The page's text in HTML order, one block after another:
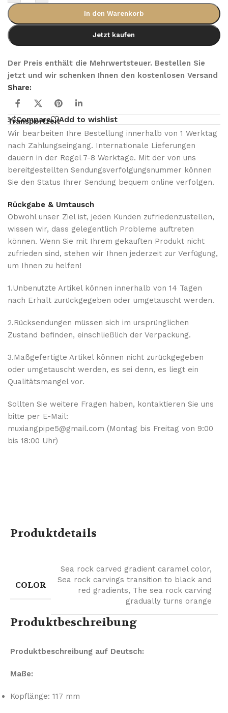
In den Warenkorb
Jetzt kaufen
Der Preis enthält die Mehrwertsteuer. Bestellen Sie
jetzt und wir schenken Ihnen den kostenlosen Versand
Share:
Compare Add to wishlist
Transportzeit
Wir bearbeiten Ihre Bestellung innerhalb von 1 Werktag
nach Zahlungseingang. Internationale Lieferungen
dauern in der Regel 7-8 Werktage. Mit der von uns
bereitgestellten Sendungsverfolgungsnummer können
Sie den Status Ihrer Sendung bequem online verfolgen.
Rückgabe & Umtausch
Obwohl unser Ziel ist, jeden Kunden zufriedenzustellen,
wissen wir, dass gelegentlich Probleme auftreten
können. Wenn Sie mit Ihrem gekauften Produkt nicht
zufrieden sind, stehen wir Ihnen jederzeit zur Verfügung,
um Ihnen zu helfen!
1.Unbenutzte Artikel können innerhalb von 14 Tagen
nach Erhalt zurückgegeben oder umgetauscht werden.
2.Rücksendungen müssen sich im ursprünglichen
Zustand befinden, einschließlich der Verpackung.
3.Maßgefertigte Artikel können nicht zurückgegeben
oder umgetauscht werden, es sei denn, es liegt ein
Qualitätsmangel vor.
Sollten Sie weitere Fragen haben, kontaktieren Sie uns
bitte per E-Mail:
muxiangpipe5@gmail.com (Montag bis Freitag von 9:00
bis 18:00 Uhr)
Produktdetails
COLOR
Sea rock carved gradient caramel color,
Sea rock carvings transition to black and
red gradients, The sea rock carving
gradually turns orange
Produktbeschreibung
Produktbeschreibung auf Deutsch:
Maße:
Kopflänge: 117 mm